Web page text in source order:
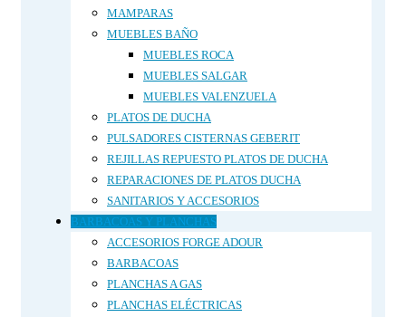
MAMPARAS
MUEBLES BAÑO
MUEBLES ROCA
MUEBLES SALGAR
MUEBLES VALENZUELA
PLATOS DE DUCHA
PULSADORES CISTERNAS GEBERIT
REJILLAS REPUESTO PLATOS DE DUCHA
REPARACIONES DE PLATOS DUCHA
SANITARIOS Y ACCESORIOS
BARBACOAS Y PLANCHAS
ACCESORIOS FORGE ADOUR
BARBACOAS
PLANCHAS A GAS
PLANCHAS ELÉCTRICAS